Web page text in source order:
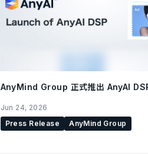
AnyMind Group 正式推出 AnyAI
Jun 24, 2026
Press Release
AnyMind Group